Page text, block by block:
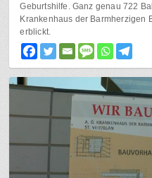
Geburtshilfe. Ganz genau 722
Krankenhaus der Barmherzigen
erblickt.